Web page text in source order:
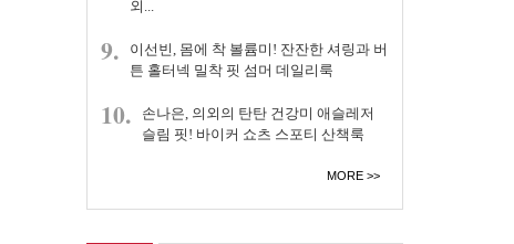
외...
9.
이선빈, 몸에 착 볼륨미! 잔잔한 셔링과 버
튼 홀터넥 밀착 핏 섬머 데일리룩
10.
손나은, 의외의 탄탄 건강미 애슬레저
슬림 핏! 바이커 쇼츠 스포티 산책룩
MORE